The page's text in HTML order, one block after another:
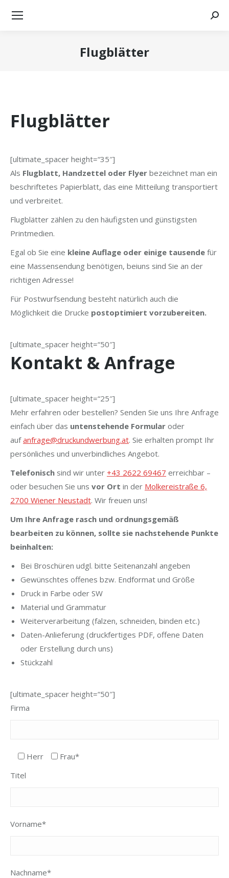
Flugblätter
Flugblätter
[ultimate_spacer height=“35″]
Als Flugblatt, Handzettel oder Flyer bezeichnet man ein
beschriftetes Papierblatt, das eine Mitteilung transportiert
und verbreitet.
Flugblätter zählen zu den häufigsten und günstigsten
Printmedien.
Egal ob Sie eine kleine Auflage oder einige tausende für
eine Massensendung benötigen, beiuns sind Sie an der
richtigen Adresse!
Für Postwurfsendung besteht natürlich auch die
Möglichkeit die Drucke postoptimiert vorzubereiten.
[ultimate_spacer height=“50″]
Kontakt & Anfrage
[ultimate_spacer height=“25″]
Mehr erfahren oder bestellen? Senden Sie uns Ihre Anfrage
einfach über das untenstehende Formular oder
aufanfrage@druckundwerbung.at. Sie erhalten prompt Ihr
persönliches und unverbindliches Angebot.
Telefonisch sind wir unter +43 2622 69467 erreichbar –
oder besuchen Sie uns vor Ort in der Molkereistraße 6,
2700 Wiener Neustadt. Wir freuen uns!
Um Ihre Anfrage rasch und ordnungsgemäß
bearbeiten zu können, sollte sie nachstehende Punkte
beinhalten:
Bei Broschüren udgl. bitte Seitenanzahl angeben
Gewünschtes offenes bzw. Endformat und Größe
Druck in Farbe oder SW
Material und Grammatur
Weiterverarbeitung (falzen, schneiden, binden etc.)
Daten-Anlieferung (druckfertiges PDF, offene Daten
oder Erstellung durch uns)
Stückzahl
[ultimate_spacer height=“50″]
Firma
Herr
Frau*
Titel
Vorname*
Nachname*